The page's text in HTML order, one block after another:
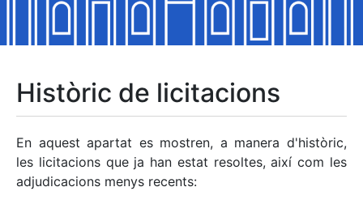
Mostra/Amaga
Mostra/Amaga
Històric de licitacions
En aquest apartat es mostren, a manera d'històric,
les licitacions que ja han estat resoltes, així com les
adjudicacions menys recents: